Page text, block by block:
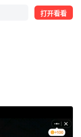
打开看看